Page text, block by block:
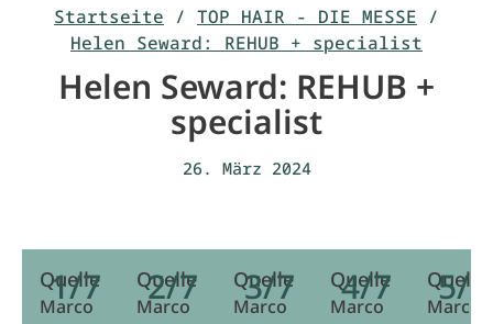
Startseite / TOP HAIR - DIE MESSE /
Helen Seward: REHUB + specialist
Helen Seward: REHUB +
specialist
26. März 2024
1/7
Quelle
Marco
2/7
Quelle
Marco
3/7
Quelle
Marco
4/7
Quelle
Marco
5/7
Quelle
Marco